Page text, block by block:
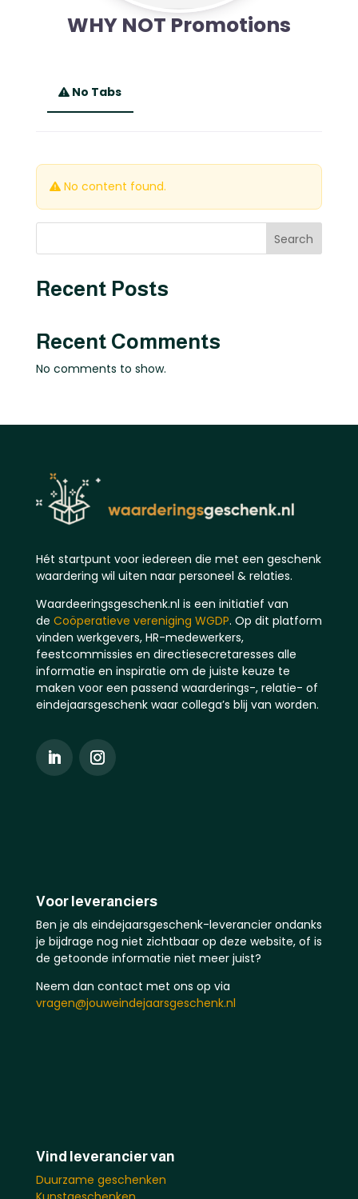
WHY NOT Promotions
No Tabs
No content found.
Search
Recent Posts
Recent Comments
No comments to show.
Hét startpunt voor iedereen die met een geschenk
waardering wil uiten naar personeel & relaties.
Waardeeringsgeschenk.nl is een initiatief van
de Coöperatieve vereniging WGDP. Op dit platform
vinden werkgevers, HR-medewerkers,
feestcommissies en directiesecretaresses alle
informatie en inspiratie om de juiste keuze te
maken voor een passend waarderings-, relatie- of
eindejaarsgeschenk waar collega’s blij van worden.
Voor leveranciers
Ben je als eindejaarsgeschenk-leverancier ondanks
je bijdrage nog niet zichtbaar op deze website, of is
de getoonde informatie niet meer juist?
Neem dan contact met ons op via
vragen@jouweindejaarsgeschenk.nl
Vind leverancier van
Duurzame geschenken